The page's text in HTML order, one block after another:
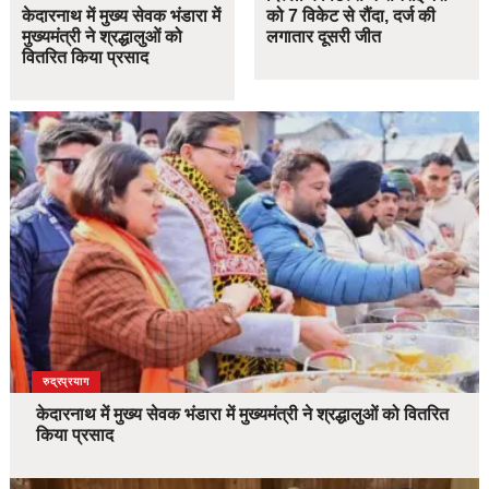
केदारनाथ में मुख्य सेवक भंडारा में
मुख्यमंत्री ने श्रद्धालुओं को
वितरित किया प्रसाद
को 7 विकेट से रौंदा, दर्ज की
लगातार दूसरी जीत
उत्तराखंड
देश
रुद्रप्रयाग
केदारनाथ में मुख्य सेवक भंडारा में मुख्यमंत्री ने श्रद्धालुओं को वितरित
किया प्रसाद